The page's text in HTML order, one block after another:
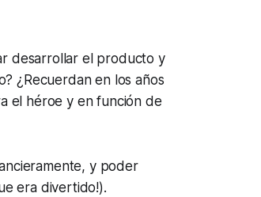
desarrollar el producto y
¿Recuerdan en los años
el héroe y en función de
y poder
era divertido!).